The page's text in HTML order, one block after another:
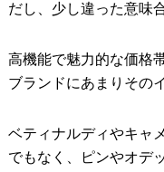
だし、少し違った意味
高機能で魅力的な価格
ブランドにあまりその
ベティナルディやキャ
でもなく、ピンやオデ